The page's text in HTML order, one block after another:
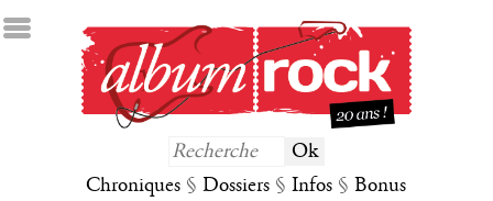
Chroniques § Dossiers § Infos § Bonus